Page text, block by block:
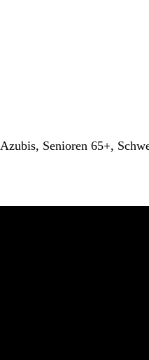
Senioren 65+,